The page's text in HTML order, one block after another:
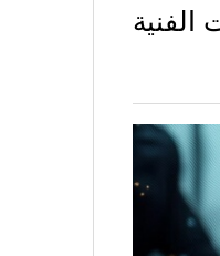
الفنية